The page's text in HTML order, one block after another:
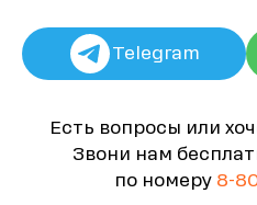
Telegram
Есть вопросы или
Звони нам
по номеру 8-